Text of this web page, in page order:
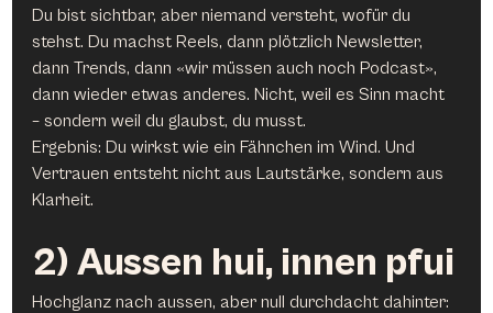
Du bist sichtbar, aber niemand versteht, wofür du
stehst. Du machst Reels, dann plötzlich Newsletter,
dann Trends, dann «wir müssen auch noch Podcast»,
dann wieder etwas anderes. Nicht, weil es Sinn macht
– sondern weil du glaubst, du musst.
Ergebnis: Du wirkst wie ein Fähnchen im Wind. Und
Vertrauen entsteht nicht aus Lautstärke, sondern aus
Klarheit.
2) Aussen hui, innen pfui
Hochglanz nach aussen, aber null durchdacht dahinter: